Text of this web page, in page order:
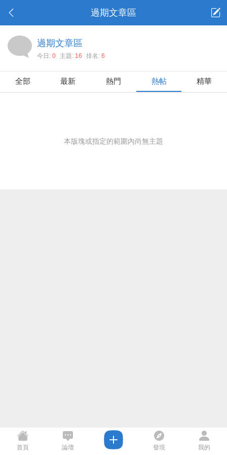
過期文章區
過期文章區
今日: 0 主題: 16 排名: 6
全部 最新 熱門 熱帖 精華
本版塊或指定的範圍內尚無主題
首頁 論壇 發現 我的